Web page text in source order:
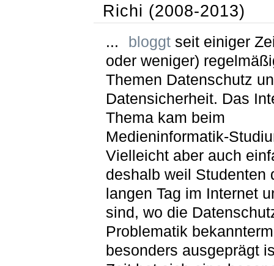
Richi (2008-2013)
... bloggtseit einiger
oder weniger)
Themen Datenschutz
Datensicherheit. Das
Thema kam beim
Medieninformatik-
Vielleicht aber auch
deshalb weil Studenten
langen Tag im Internet
sind, wo die
Problematik
besonders ausgeprägt